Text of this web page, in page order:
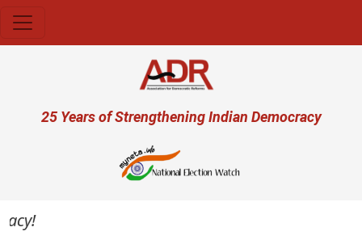
User account menu
25 Years of Strengthening Indian Democracy